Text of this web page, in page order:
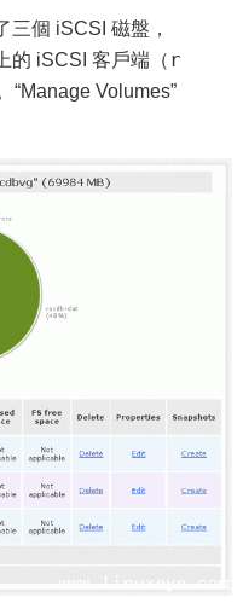
三個 iSCSI 磁盤，
的 iSCSI 客戶端（ r
“Manage Volumes”